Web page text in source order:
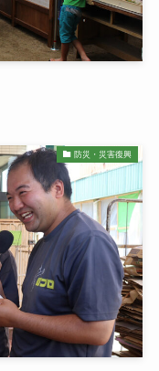
防災・災害復興